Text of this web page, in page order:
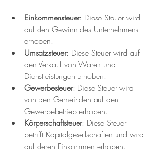
Einkommensteuer: Diese Steuer wird
auf den Gewinn des Unternehmens
erhoben.
Umsatzsteuer: Diese Steuer wird auf
den Verkauf von Waren und
Dienstleistungen erhoben.
Gewerbesteuer: Diese Steuer wird
von den Gemeinden auf den
Gewerbebetrieb erhoben.
Körperschaftsteuer: Diese Steuer
betrifft Kapitalgesellschaften und wird
auf deren Einkommen erhoben.